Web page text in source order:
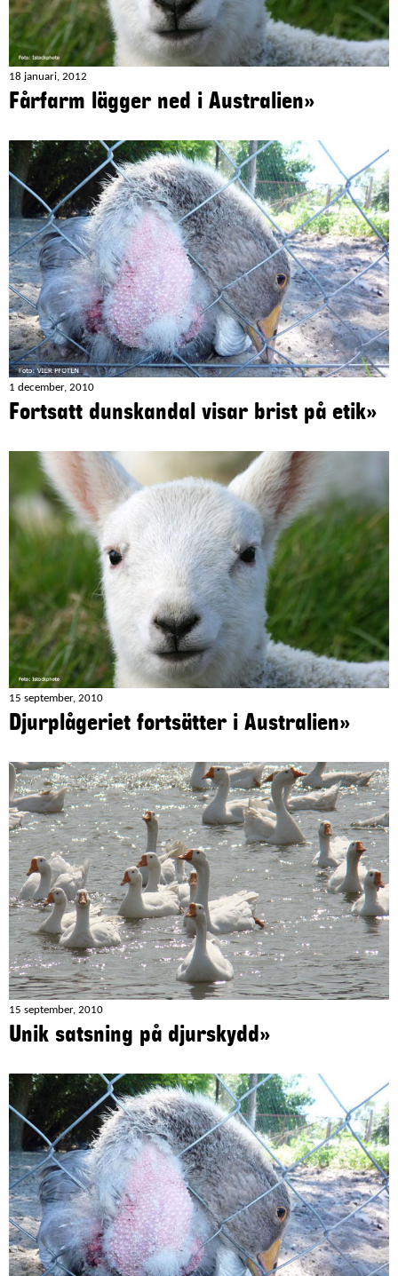
18 januari, 2012
Fårfarm lägger ned i Australien»
1 december, 2010
Fortsatt dunskandal visar brist på etik»
15 september, 2010
Djurplågeriet fortsätter i Australien»
15 september, 2010
Unik satsning på djurskydd»